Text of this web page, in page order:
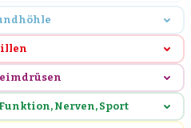
Funktion, Nerven, Sport